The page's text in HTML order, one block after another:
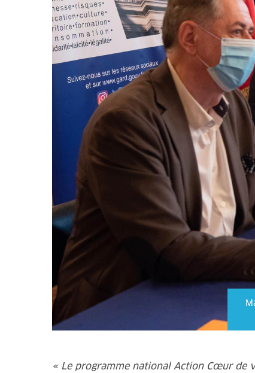
« Le programme national Action Cœur de